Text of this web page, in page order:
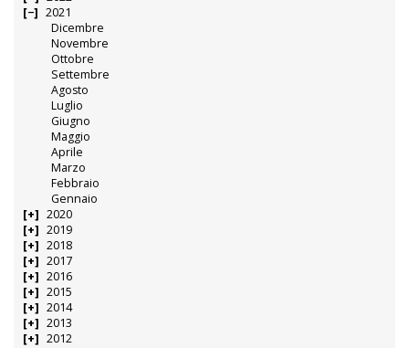
2021
Dicembre
Novembre
Ottobre
Settembre
Agosto
Luglio
Giugno
Maggio
Aprile
Marzo
Febbraio
Gennaio
2020
2019
2018
2017
2016
2015
2014
2013
2012